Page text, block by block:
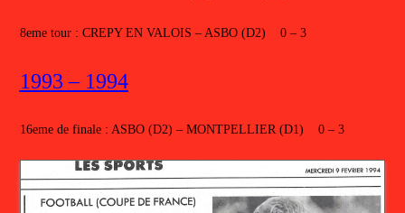
8eme tour : CREPY EN VALOIS – ASBO (D2) 0 – 3
1993 – 1994
16eme de finale : ASBO (D2) – MONTPELLIER (D1) 0 – 3